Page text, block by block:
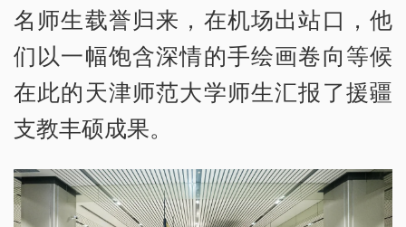
名师生载誉归来，在机场出站口，他
们以一幅饱含深情的手绘画卷向等候
在此的天津师范大学师生汇报了援疆
支教丰硕成果。